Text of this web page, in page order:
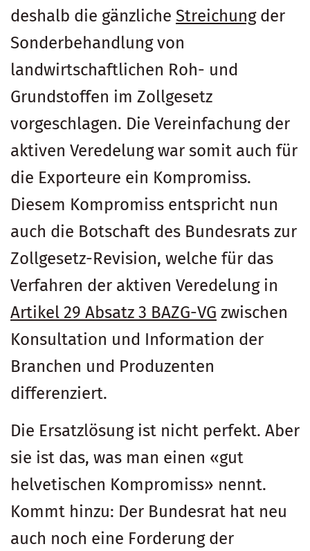
deshalb die gänzliche Streichungder
Sonderbehandlung von
landwirtschaftlichen Roh- und
Grundstoffen im Zollgesetz
vorgeschlagen. Die Vereinfachung der
aktiven Veredelung war somit auch für
die Exporteure ein Kompromiss.
Diesem Kompromiss entspricht nun
auch die Botschaft des Bundesrats zur
Zollgesetz-Revision, welche für das
Verfahren der aktiven Veredelung in
Artikel 29 Absatz 3 BAZG-VG zwischen
Konsultation und Information der
Branchen und Produzenten
differenziert.
Die Ersatzlösung ist nicht perfekt. Aber
sie ist das, was man einen «gut
helvetischen Kompromiss» nennt.
Kommt hinzu: Der Bundesrat hat neu
auch noch eine Forderung der